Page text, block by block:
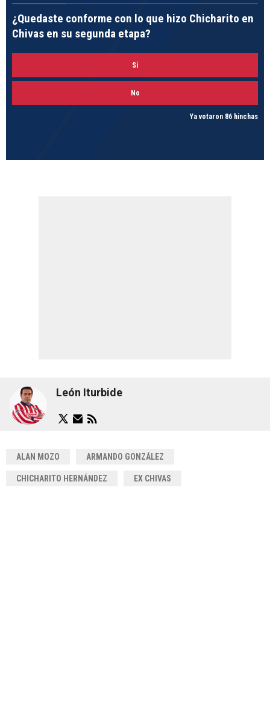
¿Quedaste conforme con lo que hizo Chicharito en
Chivas en su segunda etapa?
Sí
No
Ya votaron 86 hinchas
León Iturbide
ALAN MOZO ARMANDO GONZÁLEZ
CHICHARITO HERNÁNDEZ EX CHIVAS